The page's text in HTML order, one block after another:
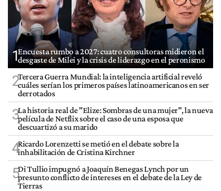
1Encuesta rumbo a 2027: cuatro consultoras midieron el
desgaste de Milei y la crisis de liderazgo en el peronismo
2Tercera Guerra Mundial: la inteligencia artificial reveló
cuáles serían los primeros países latinoamericanos en ser
derrotados
3La historia real de "Elize: Sombras de una mujer", la nueva
película de Netflix sobre el caso de una esposa que
descuartizó a su marido
4Ricardo Lorenzetti se metió en el debate sobre la
inhabilitación de Cristina Kirchner
5Di Tullio impugnó a Joaquín Benegas Lynch por un
presunto conflicto de intereses en el debate de la Ley de
Tierras